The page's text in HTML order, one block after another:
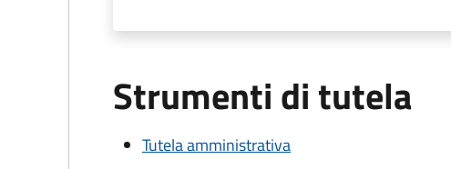
Strumenti di tutela
Tutela amministrativa